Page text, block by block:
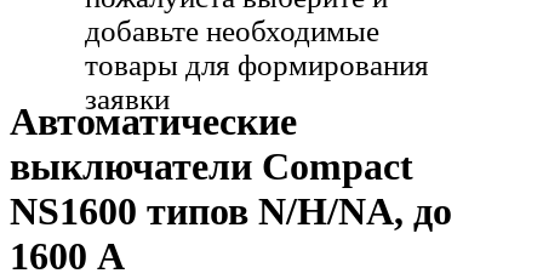
добавьте необходимые
товары для формирования
заявки
Автоматические
выключатели Compact
NS1600 типов N/H/NA, до
1600 А